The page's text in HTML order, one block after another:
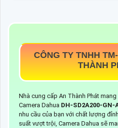
CÔNG TY TNHH
THÀNH
Nhà cung cấp An Thành Phát
Camera Dahua DH-SD2A200-GN-
nhu cầu của bạn với chất lượng
suất vượt trội, Camera Dahua sẽ